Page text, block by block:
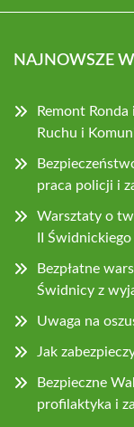
NAJNOWSZE
Remont
Ruchu i
praca policji i
Warsztaty o
II
Bezpłatne
Świdnicy z
Uwaga na
Jak
Bezpieczne
profilaktyka i